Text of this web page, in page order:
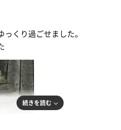
くり過ごせました。
続きを読む